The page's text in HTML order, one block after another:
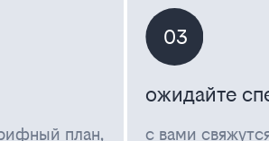
план,
03
ожидайте
с вами